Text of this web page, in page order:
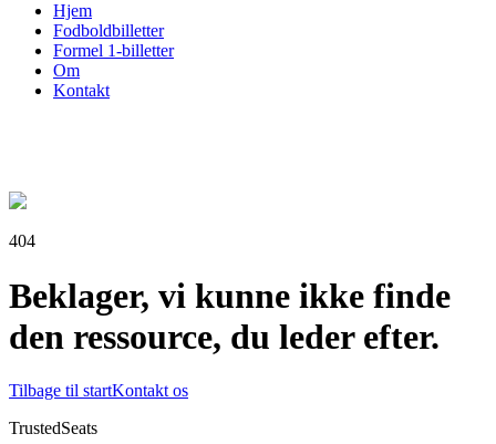
Hjem
Fodboldbilletter
Formel 1-billetter
Om
Kontakt
404
Beklager, vi kunne ikke finde
den ressource, du leder efter.
Tilbage til startKontakt os
TrustedSeats